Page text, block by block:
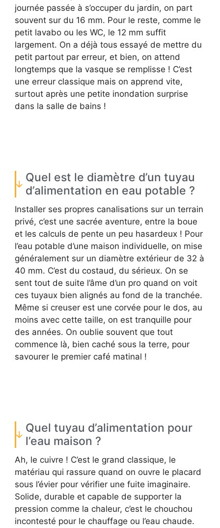
journée passée à s’occuper du jardin, on part
souvent sur du 16 mm. Pour le reste, comme le
petit lavabo ou les WC, le 12 mm suffit
largement. On a déjà tous essayé de mettre du
petit partout par erreur, et bien, on attend
longtemps que la vasque se remplisse ! C’est
une erreur classique mais on apprend vite,
surtout après une petite inondation surprise
dans la salle de bains !
Quel est le diamètre d’un tuyau
d’alimentation en eau potable ?
Installer ses propres canalisations sur un terrain
privé, c’est une sacrée aventure, entre la boue
et les calculs de pente un peu hasardeux ! Pour
l’eau potable d’une maison individuelle, on mise
généralement sur un diamètre extérieur de 32 à
40 mm. C’est du costaud, du sérieux. On se
sent tout de suite l’âme d’un pro quand on voit
ces tuyaux bien alignés au fond de la tranchée.
Même si creuser est une corvée pour le dos, au
moins avec cette taille, on est tranquille pour
des années. On oublie souvent que tout
commence là, bien caché sous la terre, pour
savourer le premier café matinal !
Quel tuyau d’alimentation pour
l’eau maison ?
Ah, le cuivre ! C’est le grand classique, le
matériau qui rassure quand on ouvre le placard
sous l’évier pour vérifier une fuite imaginaire.
Solide, durable et capable de supporter la
pression comme la chaleur, c’est le chouchou
incontesté pour le chauffage ou l’eau chaude.